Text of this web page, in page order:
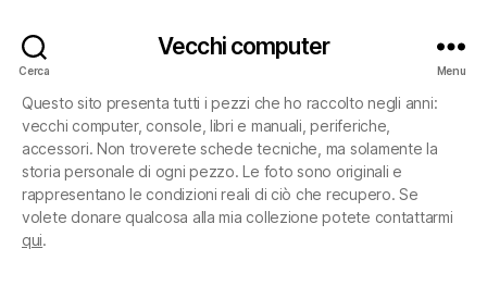
Cerca
Vecchi computer
Menu
Questo sito presenta tutti i pezzi che ho raccolto negli anni:
vecchi computer, console, libri e manuali, periferiche,
accessori. Non troverete schede tecniche, ma solamente la
storia personale di ogni pezzo. Le foto sono originali e
rappresentano le condizioni reali di ciò che recupero. Se
volete donare qualcosa alla mia collezione potete contattarmi
qui.